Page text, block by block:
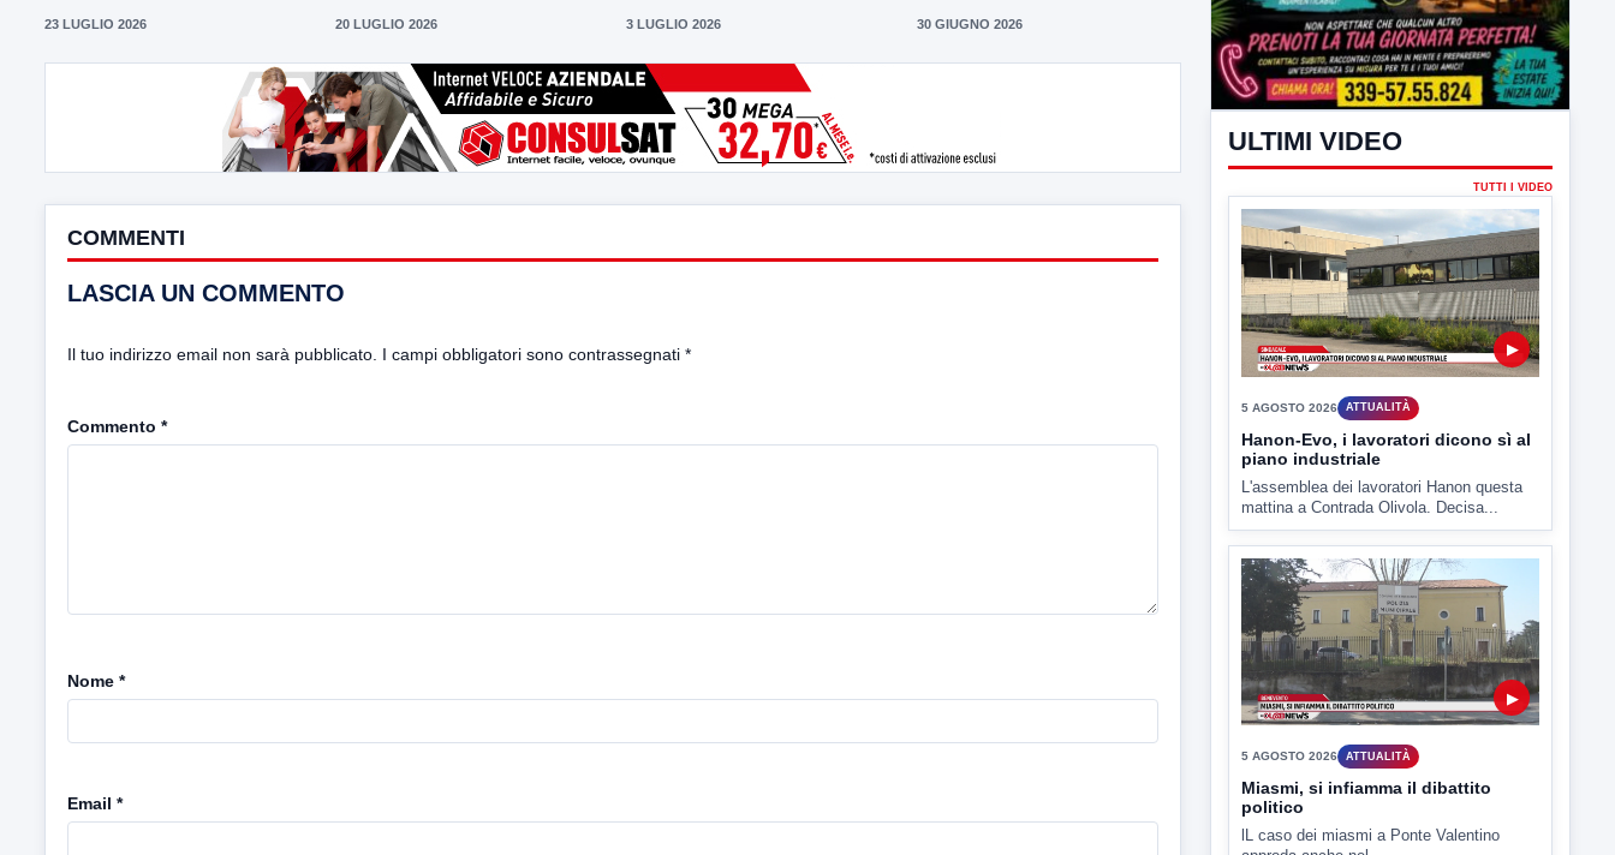
23 LUGLIO 2026 20 LUGLIO 2026 3 LUGLIO 2026 30 GIUGNO 2026
COMMENTI
LASCIA UN COMMENTO
Il tuo indirizzo email non sarà pubblicato. I campi obbligatori sono contrassegnati *
Commento *
Nome *
Email *
ULTIMI VIDEO
TUTTI I VIDEO
▶
5 AGOSTO 2026 ATTUALITÀ
Hanon-Evo, i lavoratori dicono sì al
piano industriale
L'assemblea dei lavoratori Hanon questa
mattina a Contrada Olivola. Decisa...
▶
5 AGOSTO 2026 ATTUALITÀ
Miasmi, si infiamma il dibattito
politico
lL caso dei miasmi a Ponte Valentino